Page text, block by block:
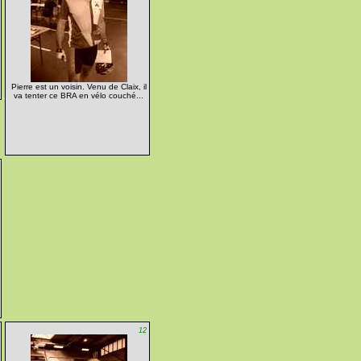
Pierre est un voisin. Venu de Claix, il
va tenter ce BRA en vélo couché...
12